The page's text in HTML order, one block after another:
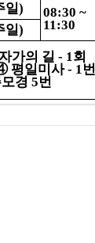
일)
08:30 ~
11:30
일)
가의 길 - 1회
평일미사- 1번
경 5번